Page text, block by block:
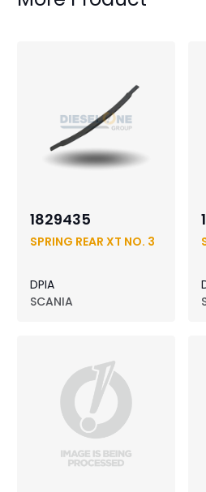
1829435
SPRING REAR XT NO. 3
DPIA
SCANIA